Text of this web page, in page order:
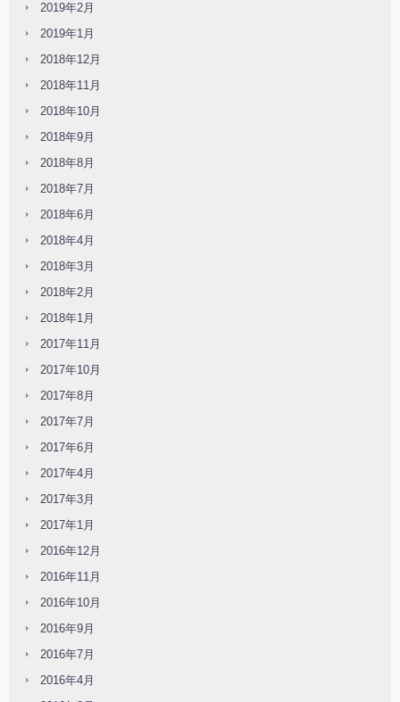
2019年2月
2019年1月
2018年12月
2018年11月
2018年10月
2018年9月
2018年8月
2018年7月
2018年6月
2018年4月
2018年3月
2018年2月
2018年1月
2017年11月
2017年10月
2017年8月
2017年7月
2017年6月
2017年4月
2017年3月
2017年1月
2016年12月
2016年11月
2016年10月
2016年9月
2016年7月
2016年4月